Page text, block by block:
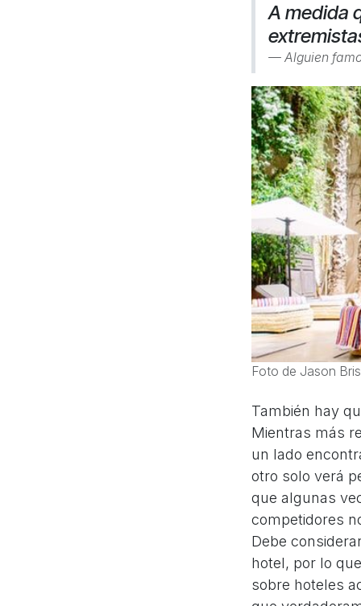
A medida
Alguien
Foto de Jason
También hay
Mientras más
un lado
otro solo verá
que algunas
competidores
Debe
hotel, por lo
sobre hoteles